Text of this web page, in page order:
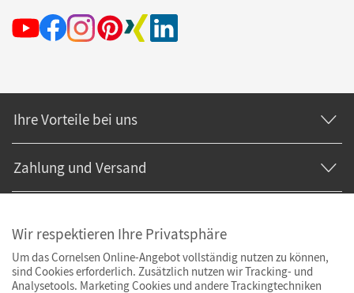
Ihre Vorteile bei uns
Zahlung und Versand
Wir respektieren Ihre Privatsphäre
Um das Cornelsen Online-Angebot vollständig nutzen zu können,
sind Cookies erforderlich. Zusätzlich nutzen wir Tracking- und
Analysetools. Marketing Cookies und andere Trackingtechniken